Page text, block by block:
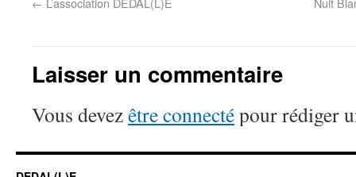
Laisser un commentaire
Vous devezêtre connectépour rédiger